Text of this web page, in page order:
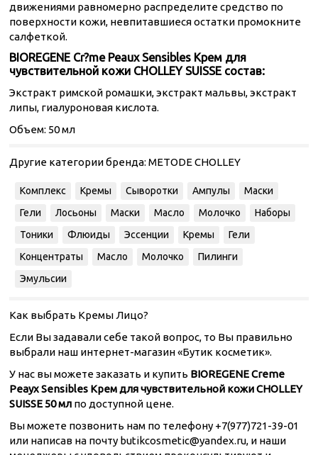
движениями равномерно распределите средство по
поверхности кожи, невпитавшиеся остатки промокните
салфеткой.
BIOREGENE Cr?me Peaux Sensibles Крем для
чувствительной кожи CHOLLEY SUISSE состав:
Экстракт римской ромашки, экстракт мальвы, экстракт
липы, гиалуроновая кислота.
Объем: 50 мл
Другие категории бренда: METODE CHOLLEY
Комплекс Кремы Сыворотки Ампулы
Маски
Гели
Лосьоны Маски Масло Молочко
Наборы
Тоники
Флюиды Эссенции Кремы
Гели
Концентраты
Масло Молочко
Пилинги
Эмульсии
Как выбрать Кремы Лицо?
Если Вы задавали себе такой вопрос, то Вы правильно
выбрали наш интернет-магазин «Бутик косметик».
У нас вы можете заказать и купить BIOREGENE Creme
Peayx Sensibles Крем для чувствительной кожи CHOLLEY
SUISSE 50 мл по доступной цене.
Вы можете позвонить нам по телефону +7(977)721-39-01
или написав на почту butikcosmetic@yandex.ru, и наши